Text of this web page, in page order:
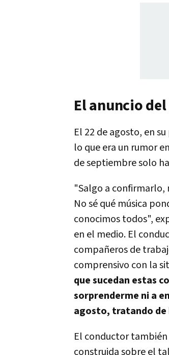
El anuncio
El 22 de agosto, en
lo que era un rumor
de septiembre solo
"Salgo a confirmarlo,
No sé qué música
conocimos todos",
en el medio. El
compañeros de
comprensivo con la
que sucedan estas
sorprenderme ni a
agosto, tratando
El conductor
construida sobre el